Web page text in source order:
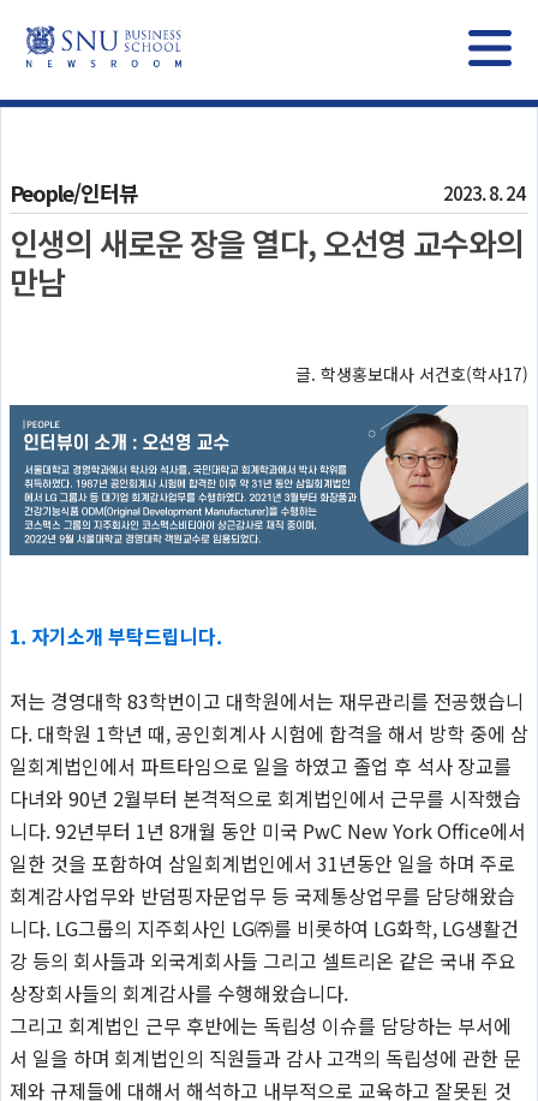
People/인터뷰 2023. 8. 24
인생의 새로운 장을 열다, 오선영 교수와의
만남
글. 학생홍보대사 서건호(학사17)
1. 자기소개 부탁드립니다.
저는 경영대학 83학번이고 대학원에서는 재무관리를 전공했습니
다. 대학원 1학년 때, 공인회계사 시험에 합격을 해서 방학 중에 삼
일회계법인에서 파트타임으로 일을 하였고 졸업 후 석사 장교를
다녀와 90년 2월부터 본격적으로 회계법인에서 근무를 시작했습
니다. 92년부터 1년 8개월 동안 미국 PwC New York Office에서
일한 것을 포함하여 삼일회계법인에서 31년동안 일을 하며 주로
회계감사업무와 반덤핑자문업무 등 국제통상업무를 담당해왔습
니다. LG그룹의 지주회사인 LG㈜를 비롯하여 LG화학, LG생활건
강 등의 회사들과 외국계회사들 그리고 셀트리온 같은 국내 주요
상장회사들의 회계감사를 수행해왔습니다.
그리고 회계법인 근무 후반에는 독립성 이슈를 담당하는 부서에
서 일을 하며 회계법인의 직원들과 감사 고객의 독립성에 관한 문
제와 규제들에 대해서 해석하고 내부적으로 교육하고 잘못된 것